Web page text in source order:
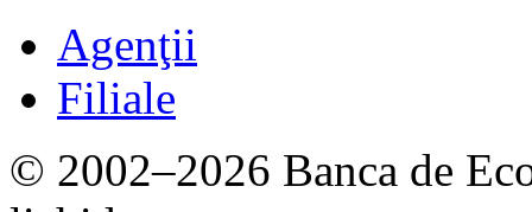
Agenţii
Filiale
© 2002–2026 Banca de